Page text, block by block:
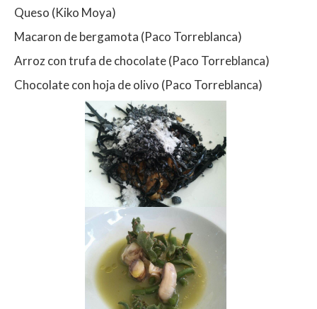
Queso (Kiko Moya)
Macaron de bergamota (Paco Torreblanca)
Arroz con trufa de chocolate (Paco Torreblanca)
Chocolate con hoja de olivo (Paco Torreblanca)